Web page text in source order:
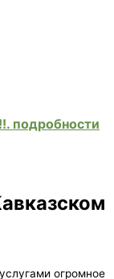
подробности
огромное